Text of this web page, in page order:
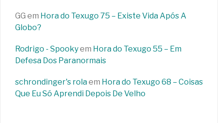
GG em Hora do Texugo 75 – Existe Vida Após A
Globo?
Rodrigo - Spookyem Hora do Texugo 55 – Em
Defesa Dos Paranormais
schrondinger's rolaem Hora do Texugo 68 – Coisas
Que Eu Só Aprendi Depois De Velho